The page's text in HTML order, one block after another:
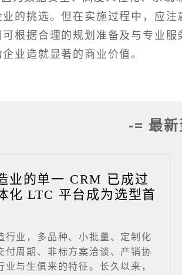
的挑选。但在实施过程中，应
根据合理的规划准备及与专业
业造就显著的商业价值。
-= 最
业的单一 CRM 已成过
化 LTC 平台成为选型首
行业，多品种、小批量、定制化
付周期、非标方案洽谈、产销协
业与生俱来的特征。长久以来，